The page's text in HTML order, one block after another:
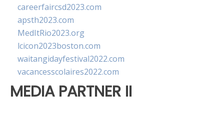
careerfaircsd2023.com
apsth2023.com
MedItRio2023.org
lcicon2023boston.com
waitangidayfestival2022.com
vacancesscolaires2022.com
MEDIA PARTNER II